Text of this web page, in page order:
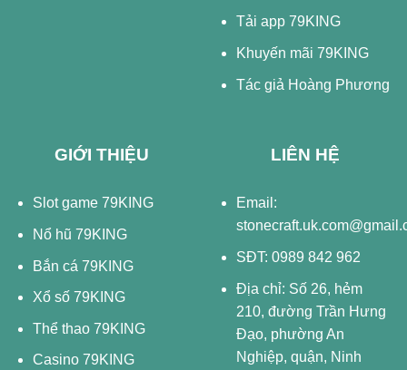
Tải app 79KING
Khuyến mãi 79KING
Tác giả Hoàng Phương
GIỚI THIỆU
Slot game 79KING
Nổ hũ 79KING
Bắn cá 79KING
Xổ số 79KING
Thể thao 79KING
Casino 79KING
LIÊN HỆ
Email:
SĐT: 0989 842 962
Địa chỉ: Số 26, hẻm
210, đường Trần Hưng
Đạo, phường An
Nghiệp, quận, Ninh